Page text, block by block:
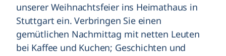
unserer Weihnachtsfeier ins Heimathaus in
Stuttgart ein. Verbringen Sie einen
gemütlichen Nachmittag mit netten Leuten
bei Kaffee und Kuchen; Geschichten und